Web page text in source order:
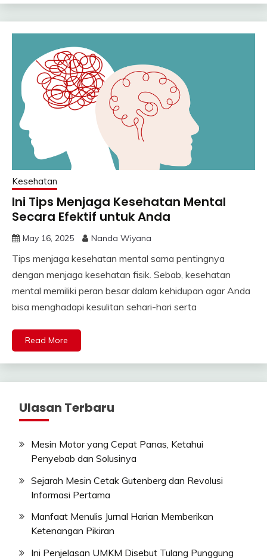
Kesehatan
Ini Tips Menjaga Kesehatan Mental
Secara Efektif untuk Anda
May 16, 2025 Nanda Wiyana
Tips menjaga kesehatan mental sama pentingnya
dengan menjaga kesehatan fisik. Sebab, kesehatan
mental memiliki peran besar dalam kehidupan agar Anda
bisa menghadapi kesulitan sehari-hari serta
Read More
Ulasan Terbaru
Mesin Motor yang Cepat Panas, Ketahui
Penyebab dan Solusinya
Sejarah Mesin Cetak Gutenberg dan Revolusi
Informasi Pertama
Manfaat Menulis Jurnal Harian Memberikan
Ketenangan Pikiran
Ini Penjelasan UMKM Disebut Tulang Punggung